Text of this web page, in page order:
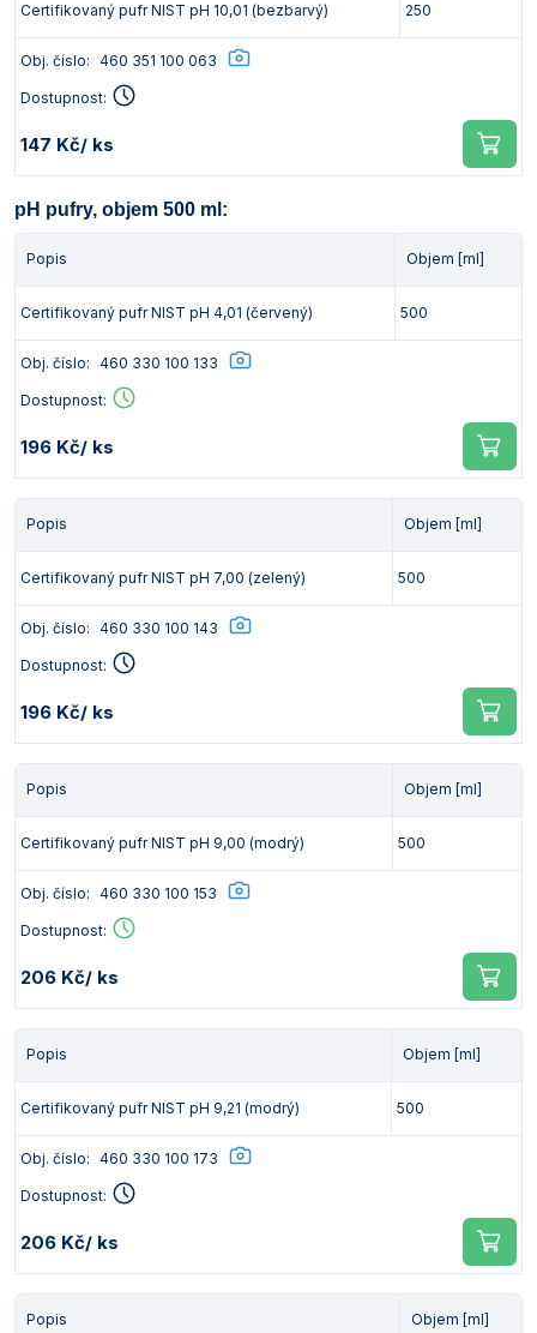
Certifikovaný pufr NIST pH 10,01 (bezbarvý) 250
Obj. číslo: 460 351 100 063
Dostupnost:
147 Kč/ ks
pH pufry, objem 500 ml:
Popis Objem [ml]
Certifikovaný pufr NIST pH 4,01 (červený) 500
Obj. číslo: 460 330 100 133
Dostupnost:
196 Kč/ ks
Popis Objem [ml]
Certifikovaný pufr NIST pH 7,00 (zelený) 500
Obj. číslo: 460 330 100 143
Dostupnost:
196 Kč/ ks
Popis Objem [ml]
Certifikovaný pufr NIST pH 9,00 (modrý) 500
Obj. číslo: 460 330 100 153
Dostupnost:
206 Kč/ ks
Popis Objem [ml]
Certifikovaný pufr NIST pH 9,21 (modrý) 500
Obj. číslo: 460 330 100 173
Dostupnost:
206 Kč/ ks
Popis Objem [ml]